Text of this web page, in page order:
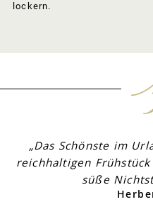
lockern.
„Das Schönste im
reichhaltigen
süße